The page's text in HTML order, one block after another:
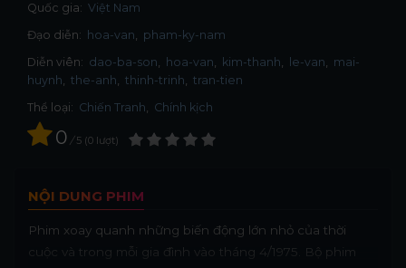
Quốc gia: Việt Nam
Đạo diễn: hoa-van
pham-ky-nam
Diễn viên: dao-ba-son hoa-van kim-thanh le-van
mai-
huynh
the-anh thinh-trinh
tran-tien
Thể loại: Chiến Tranh, Chính kịch
0 / 5 0 lượt
NỘI DUNG PHIM
Phim xoay quanh những biến động lớn nhỏ của thời
cuộc và trong mỗi gia đình vào tháng 4/1975. Bộ phim